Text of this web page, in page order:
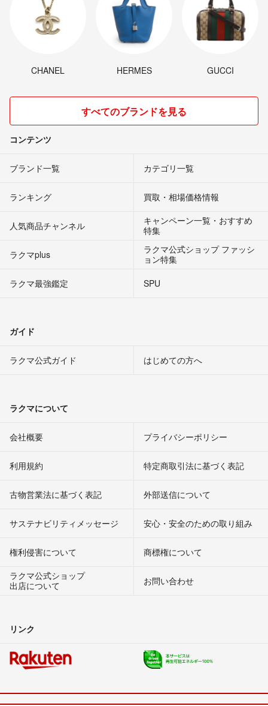
CHANEL HERMES GUCCI
すべてのブランドを見る
コンテンツ
ブランド一覧 カテゴリ一覧
ランキング 買取・相場価格情報
人気商品チャンネル
キャンペーン一覧・おすすめ
特集
ラクマplus
ラクマ公式ショップ ファッシ
ョン特集
ラクマ最強鑑定
SPU
ガイド
ラクマ公式ガイド はじめての方へ
ラクマについて
会社概要 プライバシーポリシー
利用規約 特定商取引法に基づく表記
古物営業法に基づく表記 外部送信について
サステナビリティメッセージ 安心・安全のための取り組み
権利侵害について
商標権について
ラクマ公式ショップ
出店について
お問い合わせ
リンク